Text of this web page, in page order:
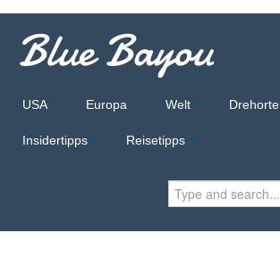
Blue Bayou
USA Europa Welt Drehorte
Insidertipps Reisetipps